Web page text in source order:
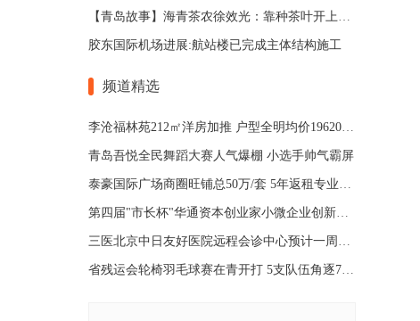
【青岛故事】海青茶农徐效光：靠种茶叶开上了奥迪车
胶东国际机场进展:航站楼已完成主体结构施工
频道精选
李沧福林苑212㎡洋房加推 户型全明均价19620元/㎡
青岛吾悦全民舞蹈大赛人气爆棚 小选手帅气霸屏
泰豪国际广场商圈旺铺总50万/套 5年返租专业运营
第四届"市长杯"华通资本创业家小微企业创新大赛开幕
三医北京中日友好医院远程会诊中心预计一周内启用
省残运会轮椅羽毛球赛在青开打 5支队伍角逐7枚金牌